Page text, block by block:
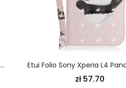
Etui Folio Sony Xperia L4 Pompka Taśmowa
zł 57.70